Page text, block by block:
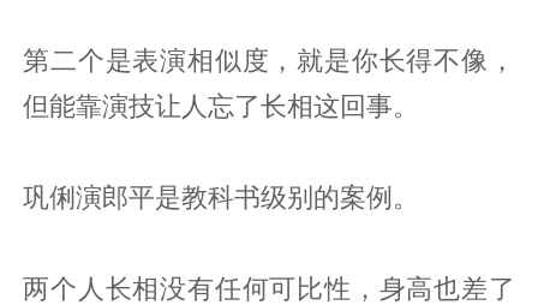
第二个是表演相似度，就是你长得不像，
但能靠演技让人忘了长相这回事。
巩俐演郎平是教科书级别的案例。
两个人长相没有任何可比性，身高也差了